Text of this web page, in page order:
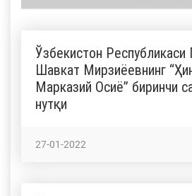
Ўзбекистон Республикаси
Шавкат Мирзиёевнинг
Марказий Осиё” биринчи
нутқи
27-01-2022